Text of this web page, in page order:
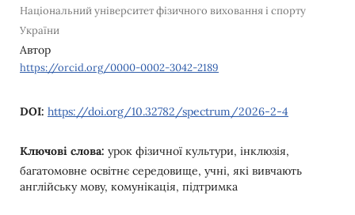
Національний університет фізичного виховання і спорту
України
Автор
https://orcid.org/0000-0002-3042-2189
DOI: https://doi.org/10.32782/spectrum/2026-2-4
Ключові слова: урок фізичної культури, інклюзія,
багатомовне освітнє середовище, учні, які вивчають
англійську мову, комунікація, підтримка